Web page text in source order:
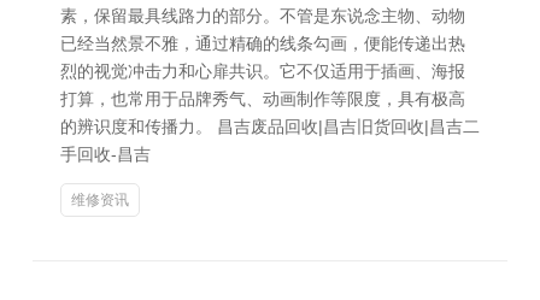
素，保留最具线路力的部分。不管是东说念主物、动物
已经当然景不雅，通过精确的线条勾画，便能传递出热
烈的视觉冲击力和心扉共识。它不仅适用于插画、海报
打算，也常用于品牌秀气、动画制作等限度，具有极高
的辨识度和传播力。 昌吉废品回收|昌吉旧货回收|昌吉二
手回收-昌吉
维修资讯